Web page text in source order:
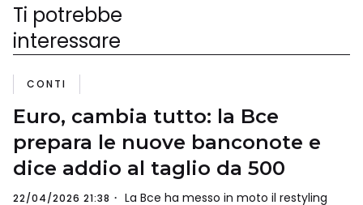
Ti potrebbe
interessare
CONTI
Euro, cambia tutto: la Bce
prepara le nuove banconote e
dice addio al taglio da 500
22/04/2026 21:38
La Bce ha messo in moto il restyling